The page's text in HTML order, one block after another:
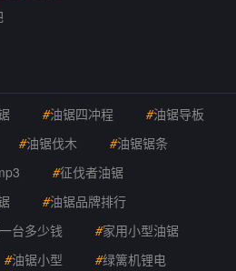
#油锯四冲程 #油锯导板
#油锯伐木 #油锯锯条
#征伐者油锯
#油锯品牌排行
台多少钱 #家用小型油锯
#油锯小型 #绿篱机锂电